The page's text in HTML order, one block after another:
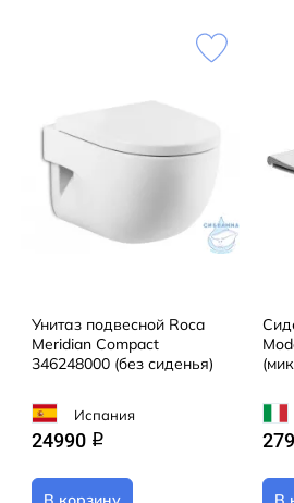
Унитаз подвесной Roca
Meridian Compact
346248000 (без сиденья)
Испания
24990 q